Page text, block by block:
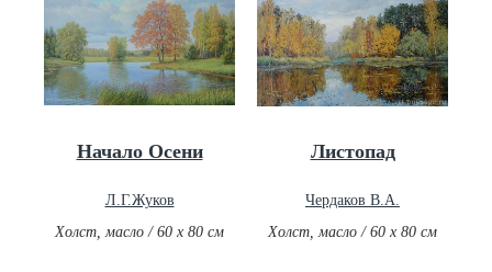
Начало Осени
Л.Г.Жуков
Холст, масло / 60 х 80 см
Листопад
Чердаков В.А.
Холст, масло / 60 х 80 см